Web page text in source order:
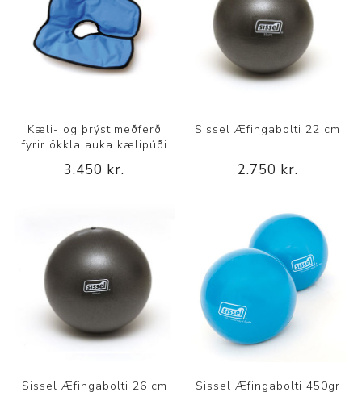
Kæli- og þrýstimeðferð
fyrir ökkla auka kælipúði
3.450 kr.
Sissel Æfingabolti 22 cm
2.750 kr.
Sissel Æfingabolti 26 cm Sissel Æfingabolti 450gr